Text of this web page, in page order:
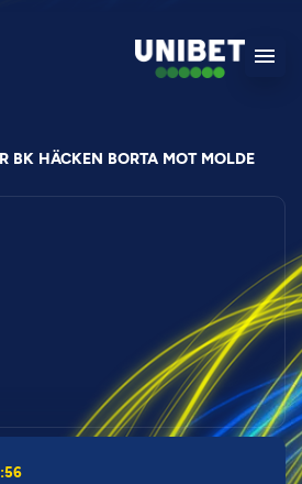
BK HÄCKEN BORTA MOT MOLDE